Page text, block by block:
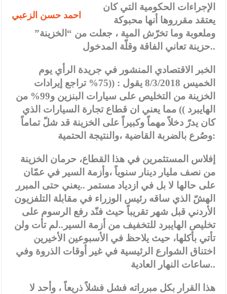
القاضي يلتقي رؤساء تحرير الصحف اليومية ويؤكد حرص مجلس النواب
على شراكة فاعلة مع الإعلام
دعوة المكلفين بخدمة العلم (الدفعة الثالثة) إلى مراجعة منصة خدمة
الملك يلتقي مجموعة من رفاق السلاح
الملك يتلقى اتصالا هاتفيا من العاهل البحريني
القاضي محمود أحمد فريحات.. مبارك ومزيدا من التوفيق
عارف بيك فريحات.. مبارك وبكم تزهو المناصب
احمد حسن الزعبي
الإجراءات الحكومية التي كان
يعتقد مقرروها أنها محبوكة
وملعوبة وما تخرّش المية ، جعلت من “الخزينة”
حزينة تعاني الفاقة وقلّة المدخول..
الخبر الاقتصادي المنشور في جريدة الرأي يوم
الخميس 8/3/2018 يقول : ((75% تراجع إيرادات
الخزينة من التخليص على سيارات البنزين و99% من
الهايبرد )) مما يعني ان قطاع تجارة السيارات الذي
كان يدرّ دخلاً مهماً وكبيراً على الخزينة قد شلّ تماماً
وصُرع بالضربة القاضية ،والنتيجة الحتمية:
إفلاس المستثمرين في هذا القطاع، حرمان الخزينة
من نصف مليار دينار سنوياً ،وأزمة السير في عمّان
على حالها لا بل في ازدياد مستمر ..يعني حتى المبرر
الهشّ الذي ساقه رئيس الوزراء في مقابلة التلفزيون
الأردني قبل شهر تقريباً حيث فنّد رفع الرسوم على
تخليص الهايبرد للتخفيف من أزمة السير..لم تأت ولن
تأتي بأكلها، حيث يلاحظ في الأسبوعين الأخيرين
اختناق الشوارع الرئيسية في غير أوقات الذروة وفي
ساعات النهار العادية..
هذا القرار بكل مبرراته فشل فشلاً ذريعاً ، وأحد لا